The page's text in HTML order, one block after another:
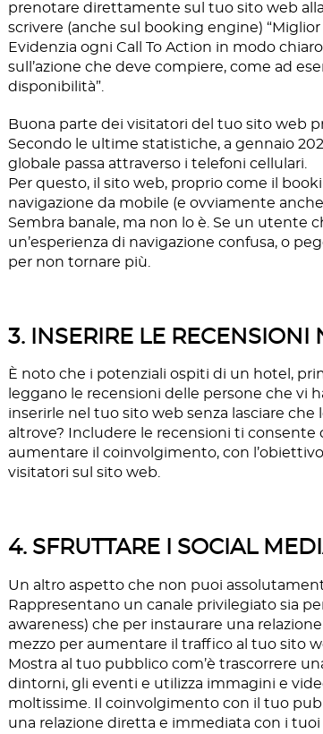
prenotare direttamente sul tuo sito web
scrivere (anche sul booking engine)
Evidenzia ogni Call To Action in modo
sull’azione che deve compiere, come ad
disponibilità”.
Buona parte dei visitatori del tuo sito web
Secondo le ultime statistiche, a gennaio
globale passa attraverso i telefoni cellulari.
Per questo, il sito web, proprio come il
navigazione da mobile (e ovviamente
Sembra banale, ma non lo è. Se un utente
un’esperienza di navigazione confusa, o
per non tornare più.
3. INSERIRE LE RECENSIONI
È noto che i potenziali ospiti di un hotel,
leggano le recensioni delle persone che vi
inserirle nel tuo sito web senza lasciare
altrove? Includere le recensioni ti
aumentare il coinvolgimento, con
visitatori sul sito web.
4. SFRUTTARE I SOCIAL
Un altro aspetto che non puoi
Rappresentano un canale privilegiato sia
awareness) che per instaurare una
mezzo per aumentare il traffico al tuo sito
Mostra al tuo pubblico com’è trascorrere
dintorni, gli eventi e utilizza immagini e
moltissime. Il coinvolgimento con il tuo
una relazione diretta e immediata con i